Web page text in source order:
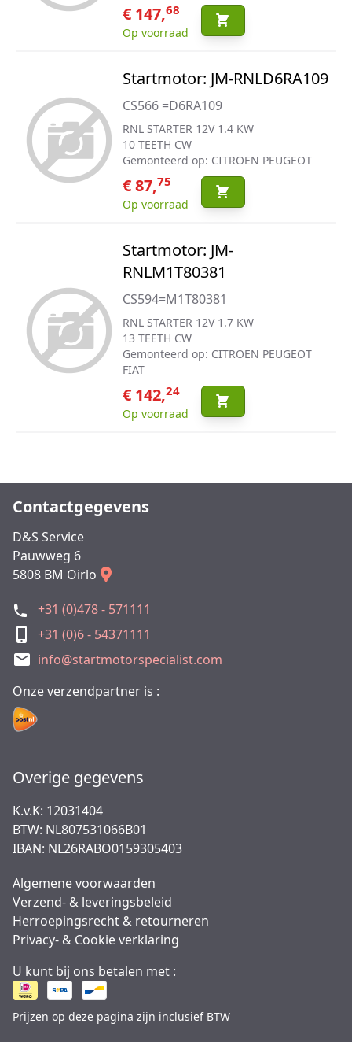
€ 147,68
Op voorraad
Startmotor: JM-RNLD6RA109
CS566 =D6RA109
RNL STARTER 12V 1.4 KW
10 TEETH CW
Gemonteerd op: CITROEN PEUGEOT
€ 87,75
Op voorraad
Startmotor: JM-
RNLM1T80381
CS594=M1T80381
RNL STARTER 12V 1.7 KW
13 TEETH CW
Gemonteerd op: CITROEN PEUGEOT
FIAT
€ 142,24
Op voorraad
Contactgegevens
D&S Service
Pauwweg 6
5808 BM Oirlo
+31 (0)478 - 571111
+31 (0)6 - 54371111
info@startmotorspecialist.com
Onze verzendpartner is :
Overige gegevens
K.v.K: 12031404
BTW: NL807531066B01
IBAN: NL26RABO0159305403
Algemene voorwaarden
Verzend- & leveringsbeleid
Herroepingsrecht & retourneren
Privacy- & Cookie verklaring
U kunt bij ons betalen met :
Prijzen op deze pagina zijn inclusief BTW